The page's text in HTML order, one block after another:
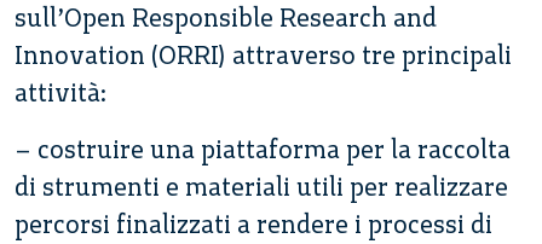
sull’Open Responsible Research and
Innovation (ORRI) attraverso tre principali
attività:
– costruire una piattaforma per la raccolta
di strumenti e materiali utili per realizzare
percorsi finalizzati a rendere i processi di